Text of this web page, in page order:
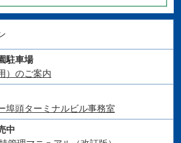
駐車場
）のご案内
埠頭ターミナルビル事務室
中